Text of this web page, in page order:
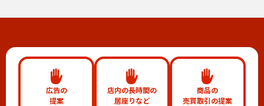
広告の
提案
店内の長時間の
居座りなど
商品の
売買取引の提案